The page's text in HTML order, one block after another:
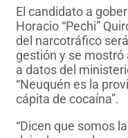
El candidato a
Horacio “Pechi”
del narcotráfico
gestión y se
a datos del
“Neuquén es la
cápita de cocaína”.
“Dicen que somos